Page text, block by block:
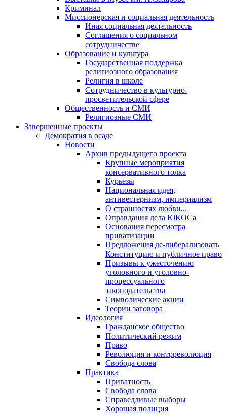
Криминал
Миссионерская и социальная деятельность
Иная социальная деятельность
Соглашения о социальном
сотрудничестве
Образование и культура
Государственная поддержка
религиозного образования
Религия в школе
Сотрудничество в культурно-
просветительской сфере
Общественность и СМИ
Религиозные СМИ
Завершенные проекты
Демократия в осаде
Новости
Архив предыдущего проекта
Крупные мероприятия
консервативного толка
Курьезы
Национальная идея,
антивестернизм, империализм
О странностях любви...
Оправдания дела ЮКОСа
Основания пересмотра
приватизации
Предложения де-либерализовать
Конституцию и публичное право
Призывы к ужесточению
уголовного и уголовно-
процессуального
законодательства
Символические акции
Теории заговора
Идеология
Гражданское общество
Политический режим
Право
Революция и контрреволюция
Свобода слова
Практика
Приватность
Свобода слова
Справедливые выборы
Хорошая полиция